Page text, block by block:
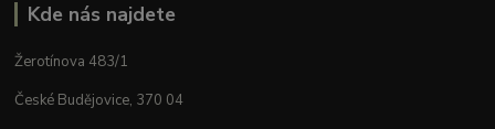
Kde nás najdete
Žerotínova 483/1
České Budějovice, 370 04